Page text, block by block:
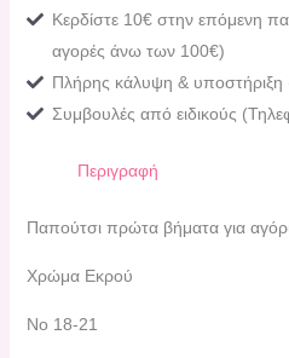
Κερδίστε 10€ στην επόμενη
αγορές άνω των 100€)
Πλήρης κάλυψη & υποστήριξη
Συμβουλές από ειδικούς
Περιγραφή
Παπούτσι πρώτα βήματα για
Χρώμα Εκρού
Νο 18-21